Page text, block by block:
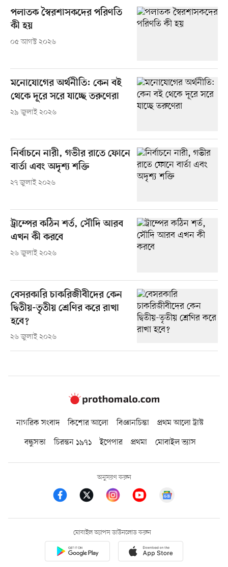
পলাতক স্বৈরশাসকদের পরিণতি
কী হয়
০৫ আগস্ট ২০২৬
মনোযোগের অর্থনীতি: কেন বই
থেকে দূরে সরে যাচ্ছে তরুণেরা
২৯ জুলাই ২০২৬
নির্বাচনে নারী, গভীর রাতে ফোনে
বার্তা এবং অদৃশ্য শক্তি
২৭ জুলাই ২০২৬
ট্রাম্পের কঠিন শর্ত, সৌদি আরব
এখন কী করবে
২৬ জুলাই ২০২৬
বেসরকারি চাকরিজীবীদের কেন
দ্বিতীয়-তৃতীয় শ্রেণির করে রাখা
হবে?
২৬ জুলাই ২০২৬
নাগরিক সংবাদ কিশোর আলো বিজ্ঞানচিন্তা
প্রথম আলো ট্রাস্ট
বন্ধুসভা
চিরন্তন ১৯৭১ ইপেপার প্রথমা মোবাইল ভ্যাস
অনুসরণ করুন
মোবাইল অ্যাপস ডাউনলোড করুন